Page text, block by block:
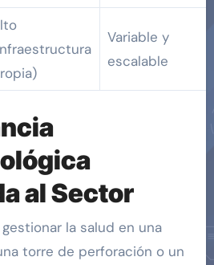
Variable y
escalable
al Sector
la salud en una
torre de perforación o un